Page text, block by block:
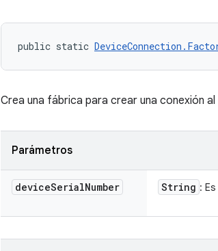
public static
Crea una fábrica para crear una conexión
Parámetros
deviceSerialNumber String :